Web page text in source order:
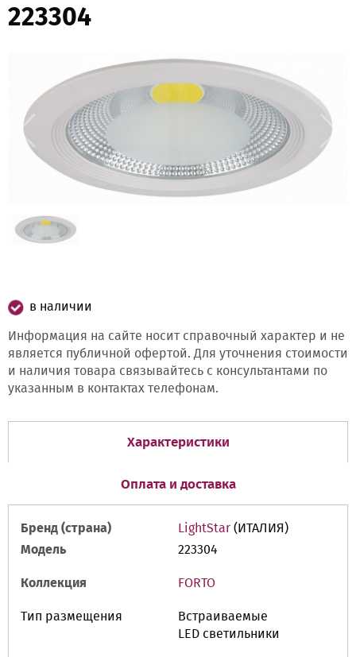
223304
в наличии
Информация на сайте носит справочный характер и не
является публичной офертой. Для уточнения стоимости
и наличия товара связывайтесь с консультантами по
указанным в контактах телефонам.
Характеристики
Оплата и доставка
Бренд (страна) LightStar (ИТАЛИЯ)
Модель
223304
Коллекция FORTO
Тип размещения
Встраиваемые
LED cветильники